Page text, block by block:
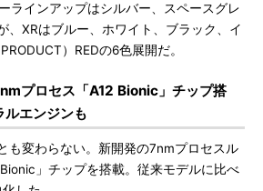
ラインアップはシルバー、スペースグレ
、XRはブルー、ホワイト、ブラック、イ
）REDの6色展開だ。
プロセス「A12 Bionic」チップ搭
エンジンも
変わらない。新開発の7nmプロセスル
」チップを搭載。従来モデルに比べ